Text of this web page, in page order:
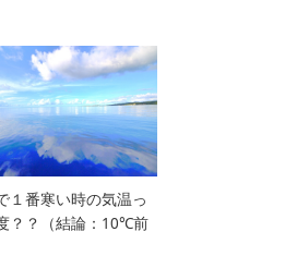
１番寒い時の気温っ
？？（結論：10℃前